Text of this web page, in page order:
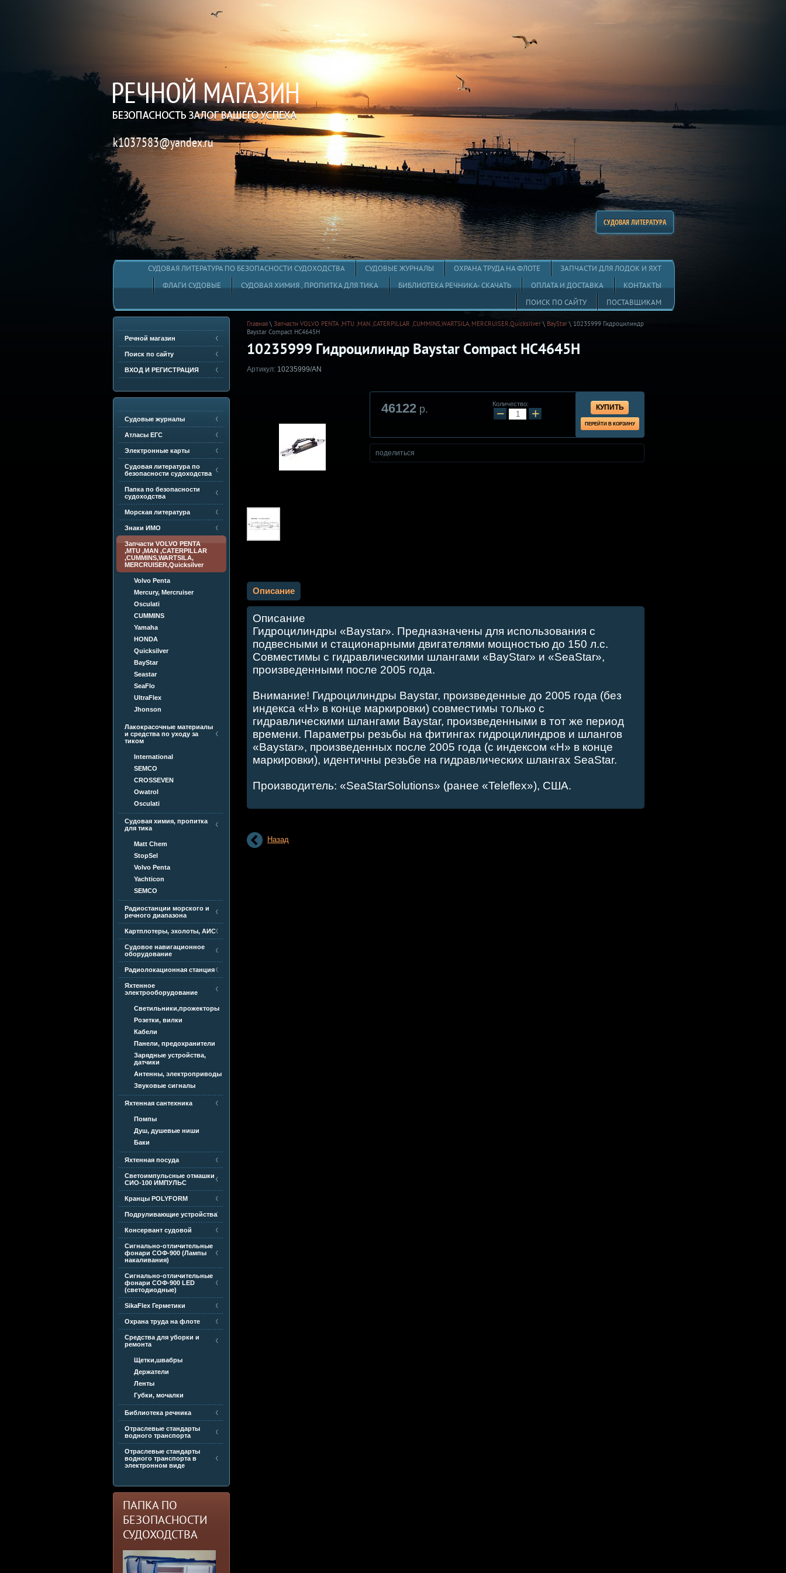
k1037583@yandex.ru
СУДОВАЯ ЛИТЕРАТУРА
СУДОВАЯ ЛИТЕРАТУРА ПО БЕЗОПАСНОСТИ СУДОХОДСТВА СУДОВЫЕ ЖУРНАЛЫ ОХРАНА ТРУДА НА ФЛОТЕ
ЗАПЧАСТИ ДЛЯ ЛОДОК И ЯХТ
ФЛАГИ СУДОВЫЕ
СУДОВАЯ ХИМИЯ , ПРОПИТКА ДЛЯ ТИКА БИБЛИОТЕКА РЕЧНИКА- СКАЧАТЬ ОПЛАТА И ДОСТАВКА
КОНТАКТЫ
ПОИСК ПО САЙТУ
ПОСТАВЩИКАМ
Главная\ Запчасти VOLVO PENTA ,MTU ,MAN ,CATERPILLAR ,CUMMINS,WARTSILA, MERCRUISER,Quicksilver\ BayStar\ 10235999 Гидроцилиндр
Baystar Compact HC4645H
10235999 Гидроцилиндр Baystar Compact HC4645H
Артикул: 10235999/AN
КУПИТЬ
ПЕРЕЙТИ В КОРЗИНУ
46122 р. Количество:
− +
поделиться
Описание
Описание
Гидроцилиндры «Baystar». Предназначены для использования с
подвесными и стационарными двигателями мощностью до 150 л.с.
Совместимы с гидравлическими шлангами «BayStar» и «SeaStar»,
произведенными после 2005 года.
Внимание! Гидроцилиндры Baystar, произведенные до 2005 года (без
индекса «H» в конце маркировки) совместимы только с
гидравлическими шлангами Baystar, произведенными в тот же период
времени. Параметры резьбы на фитингах гидроцилиндров и шлангов
«Baystar», произведенных после 2005 года (с индексом «H» в конце
маркировки), идентичны резьбе на гидравлических шлангах SeaStar.
Производитель: «SeaStarSolutions» (ранее «Teleflex»), США.
Назад
Речной магазин
Поиск по сайту
ВХОД И РЕГИСТРАЦИЯ
Судовые журналы
Атласы ЕГС
Электронные карты
Судовая литература по
безопасности судоходства
Папка по безопасности
судоходства
Морская литература
Знаки ИМО
Запчасти VOLVO PENTA
,MTU ,MAN ,CATERPILLAR
,CUMMINS,WARTSILA,
MERCRUISER,Quicksilver
Volvo Penta
Mercury, Mercruiser
Osculati
CUMMINS
Yamaha
HONDA
Quicksilver
BayStar
Seastar
SeaFlo
UltraFlex
Jhonson
Лакокрасочные материалы
и средства по уходу за
тиком
International
SEMCO
CROSSEVEN
Owatrol
Osculati
Судовая химия, пропитка
для тика
Matt Chem
StopSel
Volvo Penta
Yachticon
SEMCO
Радиостанции морского и
речного диапазона
Картплотеры, эхолоты, АИС
Судовое навигационное
оборудование
Радиолокационная станция
Яхтенное
электрооборудование
Светильники,прожекторы
Розетки, вилки
Кабели
Панели, предохранители
Зарядные устройства,
датчики
Антенны, электроприводы
Звуковые сигналы
Яхтенная сантехника
Помпы
Душ, душевые ниши
Баки
Яхтенная посуда
Светоимпульсные отмашки
СИО-100 ИМПУЛЬС
Кранцы POLYFORM
Подруливающие устройства
Консервант судовой
Сигнально-отличительные
фонари СОФ-900 (Лампы
накаливания)
Сигнально-отличительные
фонари СОФ-900 LED
(светодиодные)
SikaFlex Герметики
Охрана труда на флоте
Средства для уборки и
ремонта
Щетки,швабры
Держатели
Ленты
Губки, мочалки
Библиотека речника
Отраслевые стандарты
водного транспорта
Отраслевые стандарты
водного транспорта в
электронном виде
ПАПКА ПО
БЕЗОПАСНОСТИ
СУДОХОДСТВА